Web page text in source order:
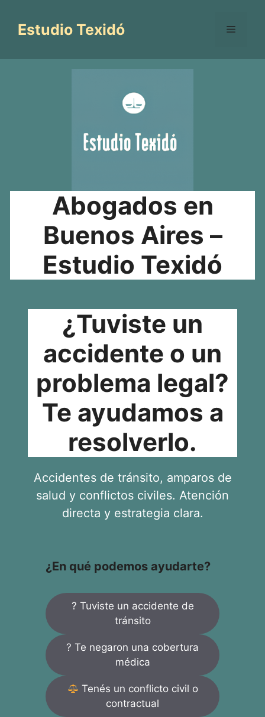
contenido
Estudio Texidó Menú
Abogados en
Buenos Aires –
Estudio Texidó
¿Tuviste un
accidente o un
problema legal?
Te ayudamos a
resolverlo.
Accidentes de tránsito, amparos de
salud y conflictos civiles. Atención
directa y estrategia clara.
¿En qué podemos ayudarte?
? Tuviste un accidente de
tránsito
? Te negaron una cobertura
médica
Tenés un conflicto civil o
contractual